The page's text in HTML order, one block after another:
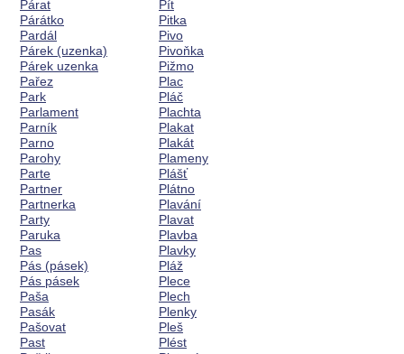
Párat
Párátko
Pardál
Párek (uzenka)
Párek uzenka
Pařez
Park
Parlament
Parník
Parno
Parohy
Parte
Partner
Partnerka
Party
Paruka
Pas
Pás (pásek)
Pás pásek
Paša
Pasák
Pašovat
Past
Pít
Pitka
Pivo
Pivoňka
Pižmo
Plac
Pláč
Plachta
Plakat
Plakát
Plameny
Plášť
Plátno
Plavání
Plavat
Plavba
Plavky
Pláž
Plece
Plech
Plenky
Pleš
Plést